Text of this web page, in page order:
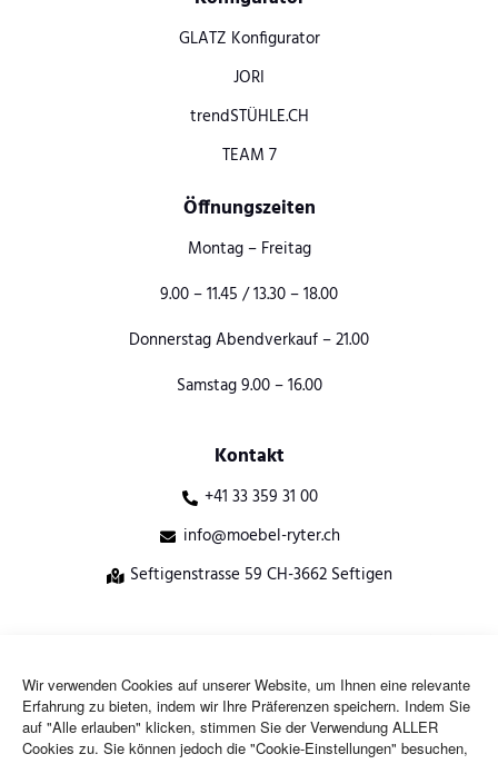
Wir verwenden Cookies auf unserer Website, um Ihnen eine relevante
Erfahrung zu bieten, indem wir Ihre Präferenzen speichern. Indem Sie
auf "Alle erlauben" klicken, stimmen Sie der Verwendung ALLER
Cookies zu. Sie können jedoch die "Cookie-Einstellungen" besuchen,
GLATZ Konfigurator
JORI
trendSTÜHLE.CH
TEAM 7
Öffnungszeiten
Montag – Freitag
9.00 – 11.45 / 13.30 – 18.00
Donnerstag Abendverkauf – 21.00
Samstag 9.00 – 16.00
Kontakt
+41 33 359 31 00
info@moebel-ryter.ch
Seftigenstrasse 59 CH-3662 Seftigen
Erstellt von
doza.ch